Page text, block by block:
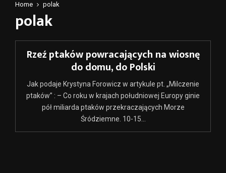
Home polak
polak
Rzeź ptaków powracających na wiosnę
do domu, do Polski
Jak podaje Krystyna Forowicz w artykule pt. „Milczenie
ptaków” : – Co roku w krajach południowej Europy ginie
pół miliarda ptaków przekraczających Morze
Śródziemne. 10-15...